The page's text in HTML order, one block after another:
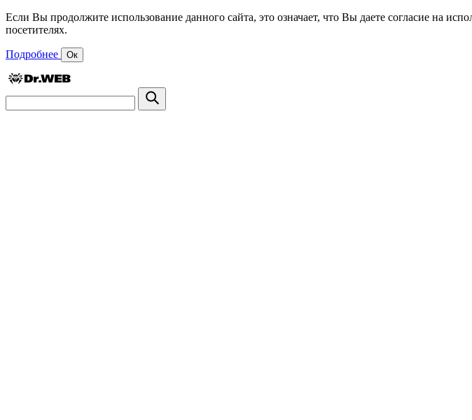
Если Вы продолжите использование данного сайта, это означает, что Вы даете согласие на
посетителях.
Подробнее Ок